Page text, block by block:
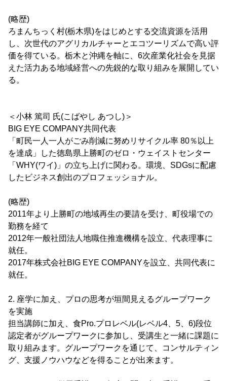
(略歴)
ろまんちっく村(栃木県)をはじめとする交流資源を活用
し、次世代のアグリカルチャーとエコツーリズムで高い評
価を得ている。栃木と沖縄を軸に、6次産業化社会を見据
えた活力ある地域経営への先鋭的な取り組みを展開してい
る。
＜小林 篤司 氏(こばやし あつし)＞
BIG EYE COMPANY共同代表
「町民一人一人がごみ削減に努めリサイクル率 80％以上
を達成」した徳島県上勝町のゼロ・ウェイストセンター
「WHY(ワイ)」の立ち上げに関わる。環境、SDGsに配慮
したビジネス創出のプロフェッショナル。
(略歴)
2011年より上勝町の地域再生の要請を受け、町役場での
勤務を経て
2012年一般社団法人地職住推進機構を設立、代表理事に
就任。
2017年株式会社BIG EYE COMPANYを設立、共同代表に
就任。
2. 座学に加え、プロの思考が垣間見えるグループワーク
を実施
担当講師に加え、食Pro.プロレベル(レベル4、5、6)段位
認定者がグループワークに参加し、受講生と一緒に課題に
取り組みます。グループワークを通じて、コンサルティン
グ、支援ノウハウなどを得ることが出来ます。